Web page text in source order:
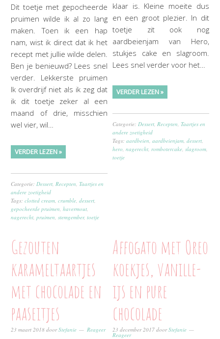
Dit toetje met gepocheerde
pruimen wilde ik al zo lang
maken. Toen ik een hap
nam, wist ik direct dat ik het
recept met jullie wilde delen.
Ben je benieuwd? Lees snel
verder. Lekkerste pruimen
Ik overdrijf niet als ik zeg dat
ik dit toetje zeker al een
maand of drie, misschien
wel vier, wil…
VERDER LEZEN »
Categorie: Dessert Recepten ,Taartjes en
andere zoetigheid
Tags:clotted cream ,crumble ,dessert
gepocheerde pruimen ,havermout
nagerecht ,pruimen ,stemgember,toetje
klaar is. Kleine moeite dus
en een groot plezier. In dit
toetje zit ook nog
aardbeienjam van Hero,
stukjes cake en slagroom.
Lees snel verder voor het…
VERDER LEZEN »
Categorie: Dessert Recepten ,Taartjes en
andere zoetigheid
Tags:aardbeien ,aardbeienjam ,dessert
hero ,nagerecht rombotercake ,slagroom
toetje
Gezouten
karameltaartjes
met chocolade en
paaseitjes
23 maart 2018 doorStefanie Reageer
Affogato met Oreo
koekjes, vanille-
ijs en pure
chocolade
23 december 2017 doorStefanie
Reageer